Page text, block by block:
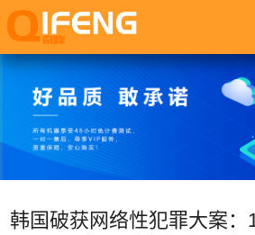
韩国破获网络性犯罪大案：